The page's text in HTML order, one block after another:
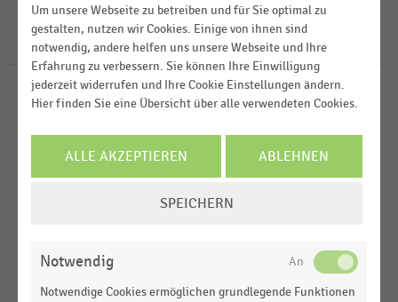
309Ergebnisse fürBurger King
GASTRONOMIE & CATERING|STATISTIK
in Deutschland nach Umsatz (2025)
in Deutschland nach Umsatz (2024)
Top 100 der Unternehmen der Systemgastronomie
in Deutschland nach Umsatz (2024)
E-Commerce
MEHR ANZEIGEN
2023
2022
MEHR ANZEIGEN
Deutschland
Österreich
Schweiz
Weltweit
Europa
MEHR ANZEIGEN
Um unsere Webseite zu betreiben und für Sie optimal zu
gestalten, nutzen wir Cookies. Einige von ihnen sind
notwendig, andere helfen uns unsere Webseite und Ihre
Erfahrung zu verbessern. Sie können Ihre Einwilligung
jederzeit widerrufen und Ihre Cookie Einstellungen ändern.
Hier finden Sie eine Übersicht über alle verwendeten Cookies.
ALLE AKZEPTIEREN ABLEHNEN
SPEICHERN
Notwendig
Notwendige Cookies ermöglichen grundlegende Funktionen